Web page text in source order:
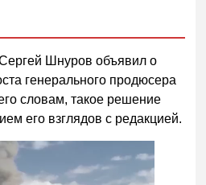
Шнуров объявил о
генерального продюсера
словам, такое решение
его взглядов с редакцией.